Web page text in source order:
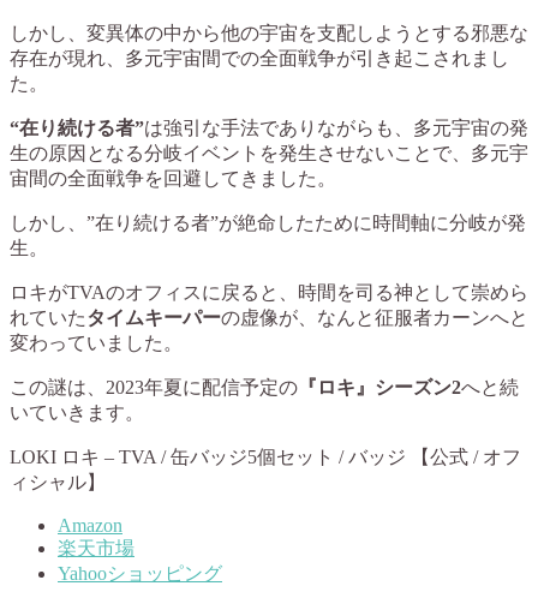
しかし、変異体の中から他の宇宙を支配しようとする邪悪な
存在が現れ、多元宇宙間での全面戦争が引き起こされまし
た。
“在り続ける者”は強引な手法でありながらも、多元宇宙の発
生の原因となる分岐イベントを発生させないことで、多元宇
宙間の全面戦争を回避してきました。
しかし、”在り続ける者”が絶命したために時間軸に分岐が発
生。
ロキがTVAのオフィスに戻ると、時間を司る神として崇めら
れていたタイムキーパーの虚像が、なんと征服者カーンへと
変わっていました。
この謎は、2023年夏に配信予定の 『ロキ』シーズン2へと続
いていきます。
LOKI ロキ – TVA / 缶バッジ5個セット / バッジ 【公式 / オフ
ィシャル】
Amazon
楽天市場
Yahooショッピング